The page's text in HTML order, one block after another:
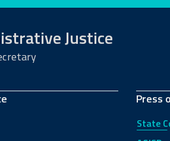
Justice
Press
State